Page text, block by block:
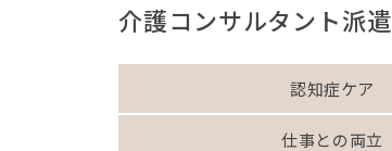
介護コンサルタント派遣
認知症ケア
仕事との両立